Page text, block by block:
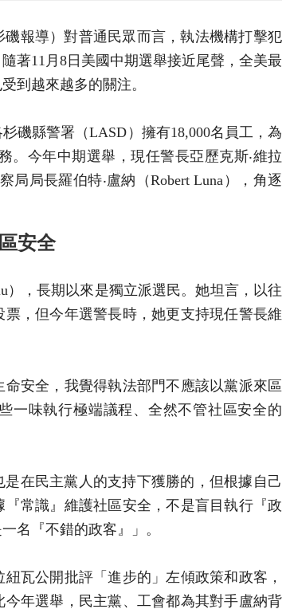
磯報導）對普通民眾而言，執法機構打擊犯
著11月8日美國中期選舉接近尾聲，全美最
到越來越多的關注。
磯縣警署（LASD）擁有18,000名員工，為
。今年中期選舉，現任警長亞歷克斯‧維拉
局局長羅伯特‧盧納（Robert Luna），角逐
安全
），長期以來是獨立派選民。她坦言，以往
，但今年選警長時，她更支持現任警長維
命安全，我覺得執法部門不應該以黨派來區
一味執行極端議程、全然不管社區安全的
在民主黨人的支持下獲勝的，但根據自己
常識』維護社區安全，不是盲目執行『政
名『不錯的政客』」。
瓦公開批評「進步的」左傾政策和政客，
年選舉，民主黨、工會都為其對手盧納背